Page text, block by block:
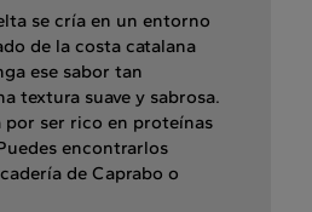
se cría en un entorno
de la costa catalana
ese sabor tan
textura suave y sabrosa.
por ser rico en proteínas
encontrarlos
de Caprabo o